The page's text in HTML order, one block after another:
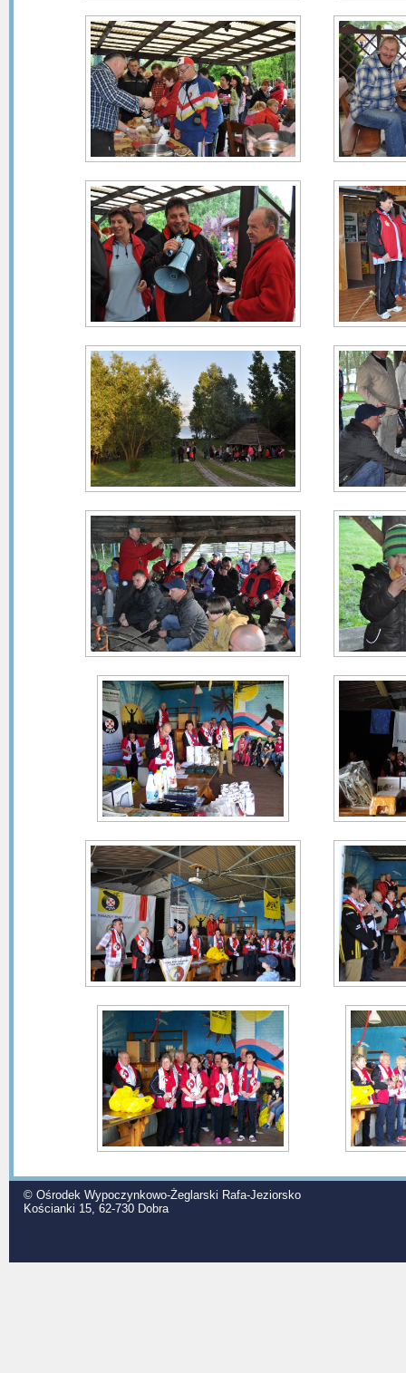
© Ośrodek Wypoczynkowo-Żeglarski Rafa-Jeziorsko
Kościanki 15, 62-730 Dobra